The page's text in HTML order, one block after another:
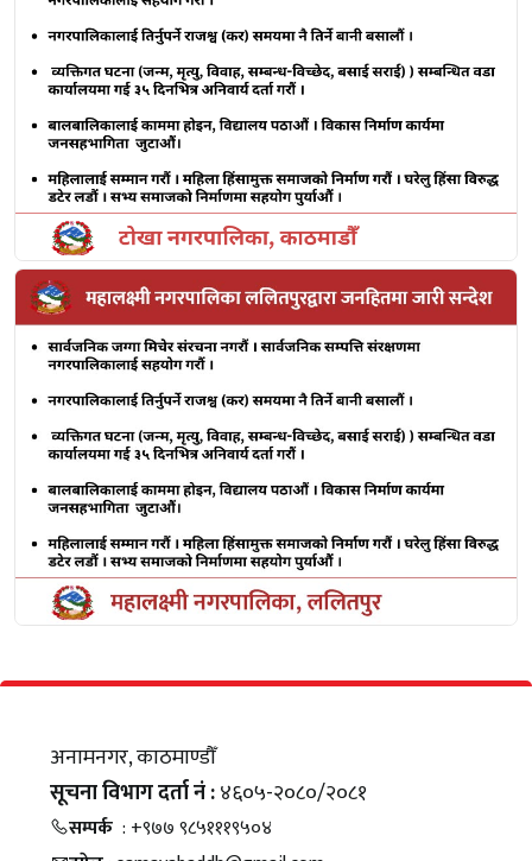
अनामनगर, काठमाण्डौँ
सूचना विभाग दर्ता नं :४६०५-२०८०/२०८१
सम्पर्क : +९७७ ९८५१११९५०४